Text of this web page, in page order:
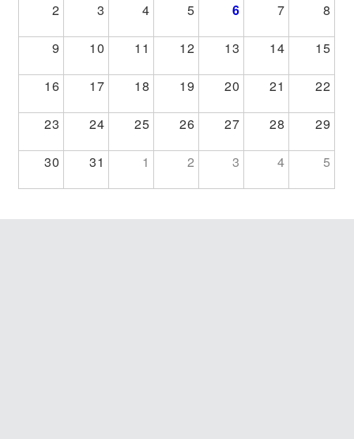
2 3 4 5 6 7 8
9 10 11 12 13 14 15
16 17 18 19 20 21 22
23 24 25 26 27 28 29
30 31 1 2 3 4 5